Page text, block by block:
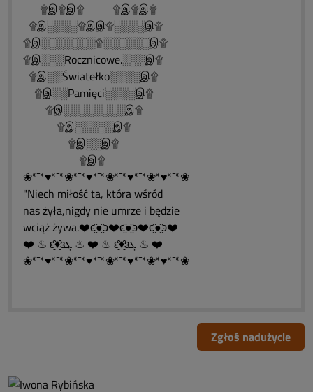
۩இ۩இ۩ ۩இ۩இ۩
۩இ░░░░۩இஇ۩░░░░இ۩
۩இ░░░░░░░۩░░░░░░இ۩
۩இ░░░Rocznicowe.░░░இ۩
۩இ░░Światełko░░░░இ۩
۩இ░░Pamięci░░░░இ۩
۩இ░░░░░░░░இ۩
۩இ░░░░░இ۩
۩இ░░இ۩
۩இ۩
❀*¯*♥*¯*❀*¯*♥*¯*❀*¯*♥*¯*❀*♥*¯*❀
"Niech miłość ta, która wśród
nas żyła,nigdy nie umrze i będzie
wciąż żywa.❤️ͼ̮̑●̮̑ͽ❤️ͼ̮̑●̮̑ͽ❤️ͼ̮̑●̮̑ͽ❤️
❤️ ♨ ԑ̮̑♦̮̑ɜܓ ♨ ❤️ ♨ ԑ̮̑♦̮̑ɜܓ ♨ ❤️
❀*¯*♥*¯*❀*¯*♥*¯*❀*¯*♥*¯*❀*♥*¯*❀
Zgłoś nadużycie